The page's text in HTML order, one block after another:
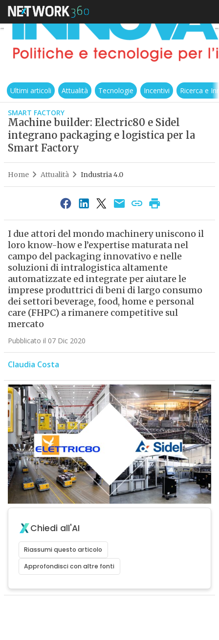
Ultimi articoli Attualità Tecnologie Incentivi Ricerca e
SMART FACTORY
Machine builder: Electric80 e Sidel
integrano packaging e logistica per la
Smart Factory
Home Attualità Industria 4.0
I due attori del mondo machinery uniscono il
loro know-how e l’expertise maturata nel
campo del packaging innovativo e nelle
soluzioni di intralogistica altamente
automatizzate ed integrate per aiutare le
imprese produttrici di beni di largo consumo
dei settori beverage, food, home e personal
care (FHPC) a rimanere competitive sul
mercato
Pubblicato il 07 Dic 2020
Claudia Costa
Chiedi all'AI
Riassumi questo articolo
Approfondisci con altre fonti